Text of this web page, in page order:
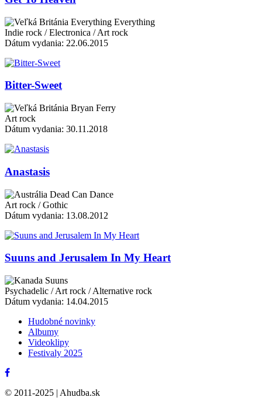
Everything Everything
Indie rock / Electronica / Art rock
Dátum vydania: 22.06.2015
Bitter-Sweet
Bryan Ferry
Art rock
Dátum vydania: 30.11.2018
Anastasis
Dead Can Dance
Art rock / Gothic
Dátum vydania: 13.08.2012
Suuns and Jerusalem In My Heart
Suuns
Psychadelic / Art rock / Alternative rock
Dátum vydania: 14.04.2015
Hudobné novinky
Albumy
Videoklipy
Festivaly 2025
© 2011-2025 | Ahudba.sk